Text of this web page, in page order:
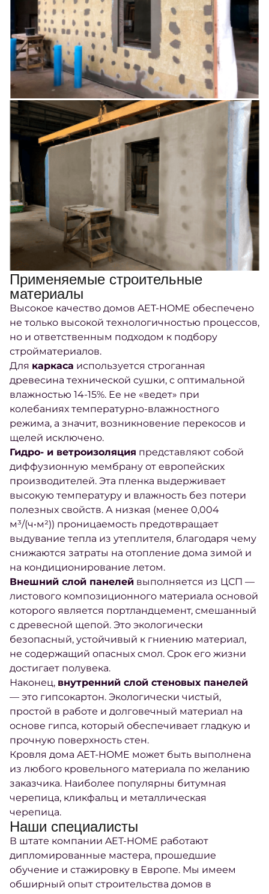
Применяемые строительные
материалы
Высокое качество домов AET-HOME обеспечено
не только высокой технологичностью процессов,
но и ответственным подходом к подбору
стройматериалов.
Для каркаса используется строганная
древесина технической сушки, с оптимальной
влажностью 14-15%. Ее не «ведет» при
колебаниях температурно-влажностного
режима, а значит, возникновение перекосов и
щелей исключено.
Гидро- и ветроизоляция представляют собой
диффузионную мембрану от европейских
производителей. Эта пленка выдерживает
высокую температуру и влажность без потери
полезных свойств. А низкая (менее 0,004
м³/(ч•м²)) проницаемость предотвращает
выдувание тепла из утеплителя, благодаря чему
снижаются затраты на отопление дома зимой и
на кондиционирование летом.
Внешний слой панелей выполняется из ЦСП —
листового композиционного материала основой
которого является портландцемент, смешанный
с древесной щепой. Это экологически
безопасный, устойчивый к гниению материал,
не содержащий опасных смол. Срок его жизни
достигает полувека.
Наконец, внутренний слой стеновых панелей
— это гипсокартон. Экологически чистый,
простой в работе и долговечный материал на
основе гипса, который обеспечивает гладкую и
прочную поверхность стен.
Кровля дома AET-HOME может быть выполнена
из любого кровельного материала по желанию
заказчика. Наиболее популярны битумная
черепица, кликфальц и металлическая
черепица.
Наши специалисты
В штате компании AET-HOME работают
дипломированные мастера, прошедшие
обучение и стажировку в Европе. Мы имеем
обширный опыт строительства домов в